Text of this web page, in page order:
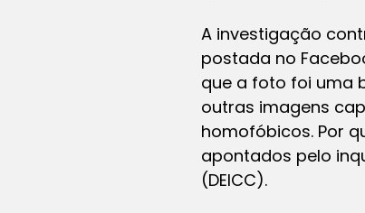
A investigação
postada no
que a foto foi uma
outras imagens
homofóbicos. Por
apontados pelo
(DEICC).